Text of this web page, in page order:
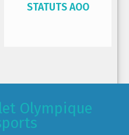
STATUTS AOO
Olympique